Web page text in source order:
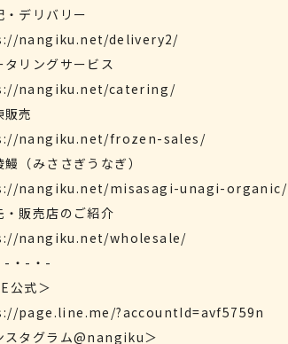
デリバリー
nangiku.net/delivery2/
リングサービス
nangiku.net/catering/
売
nangiku.net/frozen-sales/
（みささぎうなぎ）
nangiku.net/misasagi-unagi-organic/
販売店のご紹介
nangiku.net/wholesale/
-・-・-
公式＞
page.line.me/?accountId=avf5759n
スタグラム@nangiku＞